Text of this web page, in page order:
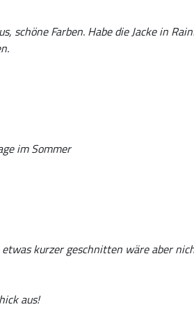
schöne Farben. Habe die Jacke in
im Sommer
kurzer geschnitten wäre aber
aus!